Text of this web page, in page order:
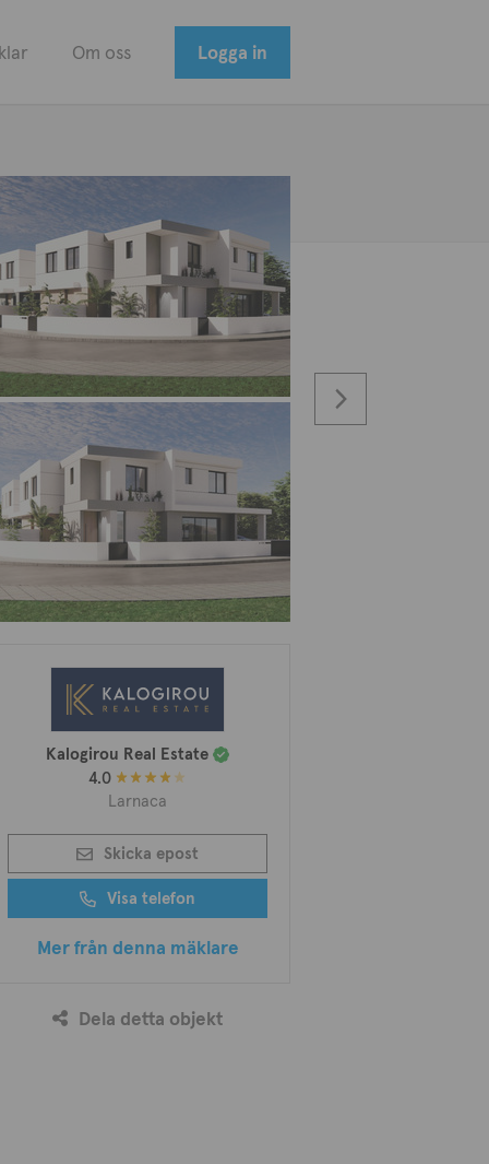
Om oss Logga in
Kalogirou Real Estate
4.0
Larnaca
Skicka epost
Visa telefon
Mer från denna mäklare
Dela detta objekt